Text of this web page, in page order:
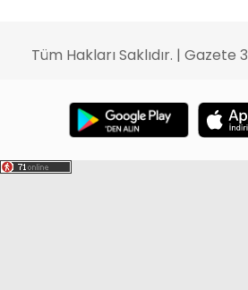
Tüm Hakları Saklıdır. | Gazete 3